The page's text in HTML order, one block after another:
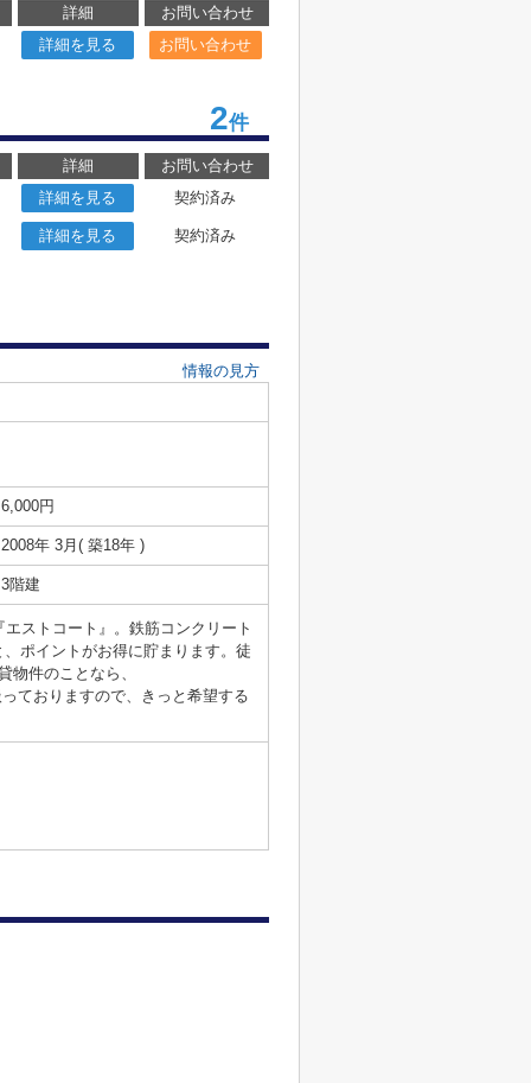
詳細
お問い合わせ
詳細を見る お問い合わせ
2件
詳細
お問い合わせ
詳細を見る 契約済み
詳細を見る
契約済み
情報の見方
6,000円
2008年 3月( 築18年 )
3階建
ストコート』。鉄筋コンクリート
ポイントがお得に貯まります。徒
物件のことなら、
ておりますので、きっと希望する